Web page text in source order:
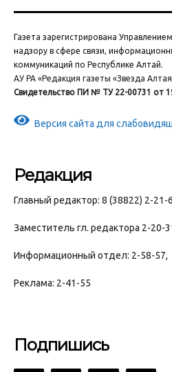
Газета зарегистрирована
надзору в сфере связи,
коммуникаций по Республике Алтай.
АУ РА «Редакция газеты «Звезда
Свидетельство ПИ № ТУ 22-00731 от
Версия сайта для
Редакция
Главный редактор: 8 (38822) 2-21-
Заместитель гл. редактора 2-20-
Информационный отдел: 2-58-57,
Реклама: 2-41-55
Подпишись